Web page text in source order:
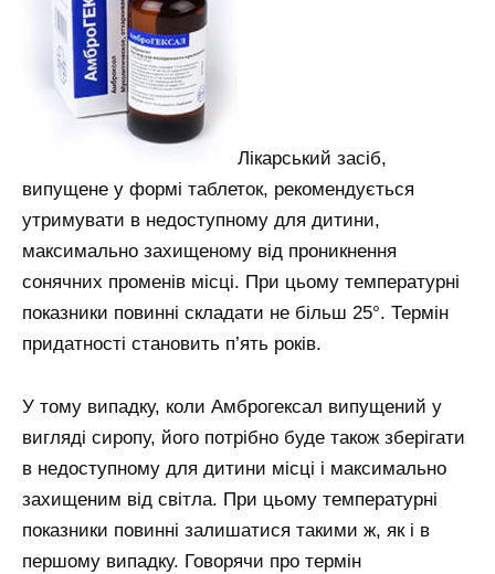
Лікарський засіб,
випущене у формі таблеток, рекомендується
утримувати в недоступному для дитини,
максимально захищеному від проникнення
сонячних променів місці. При цьому температурні
показники повинні складати не більш 25°. Термін
придатності становить п’ять років.
У тому випадку, коли Амброгексал випущений у
вигляді сиропу, його потрібно буде також зберігати
в недоступному для дитини місці і максимально
захищеним від світла. При цьому температурні
показники повинні залишатися такими ж, як і в
першому випадку. Говорячи про термін